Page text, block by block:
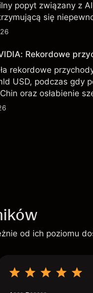
popyt związany z
się
od zewnętrznych
Rekordowe
rekordowe
USD, podczas gdy
oraz osłabienie
kształtują
od ich poziomu